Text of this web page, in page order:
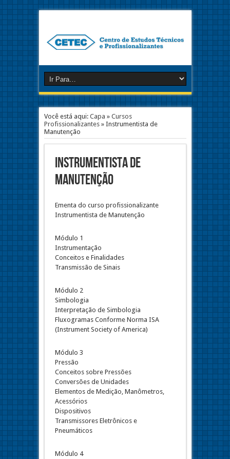
Você está aqui: Capa » Cursos
Profissionalizantes» Instrumentista de
Manutenção
Instrumentista de
Manutenção
Ementa do curso profissionalizante
Instrumentista de Manutenção
Módulo 1
Instrumentação
Conceitos e Finalidades
Transmissão de Sinais
Módulo 2
Simbologia
Interpretação de Simbologia
Fluxogramas Conforme Norma ISA
(Instrument Society of America)
Módulo 3
Pressão
Conceitos sobre Pressões
Conversões de Unidades
Elementos de Medição, Manômetros,
Acessórios
Dispositivos
Transmissores Eletrônicos e
Pneumáticos
Módulo 4